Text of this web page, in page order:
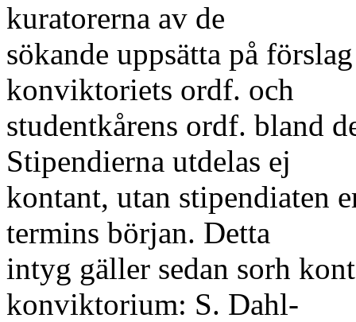
kuratorerna av de
sökande uppsätta på
konviktoriets ordf. och
studentkårens ordf. bland
Stipendierna utdelas ej
kontant, utan stipendiaten
termins början. Detta
intyg gäller sedan sorh
konviktorium: S. Dahl-